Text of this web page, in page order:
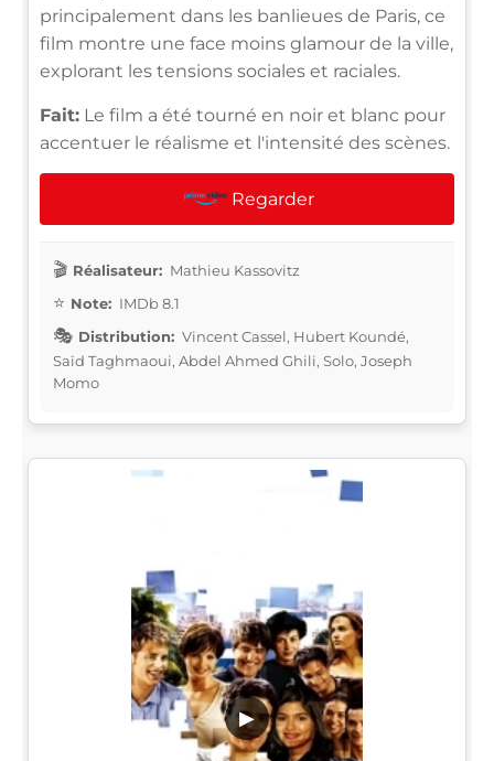
principalement dans les banlieues de Paris, ce
film montre une face moins glamour de la ville,
explorant les tensions sociales et raciales.
Fait: Le film a été tourné en noir et blanc pour
accentuer le réalisme et l'intensité des scènes.
Regarder
Réalisateur: Mathieu Kassovitz
Note: IMDb 8.1
Distribution: Vincent Cassel, Hubert Koundé,
Saïd Taghmaoui, Abdel Ahmed Ghili, Solo, Joseph
Momo
▶